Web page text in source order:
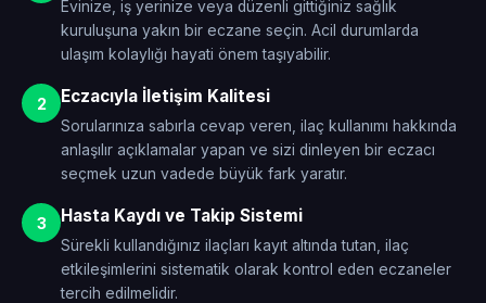
Evinize, iş yerinize veya düzenli gittiğiniz sağlık
kuruluşuna yakın bir eczane seçin. Acil durumlarda
ulaşım kolaylığı hayati önem taşıyabilir.
2 Eczacıyla İletişim Kalitesi
Sorularınıza sabırla cevap veren, ilaç kullanımı hakkında
anlaşılır açıklamalar yapan ve sizi dinleyen bir eczacı
seçmek uzun vadede büyük fark yaratır.
3 Hasta Kaydı ve Takip Sistemi
Sürekli kullandığınız ilaçları kayıt altında tutan, ilaç
etkileşimlerini sistematik olarak kontrol eden eczaneler
tercih edilmelidir.